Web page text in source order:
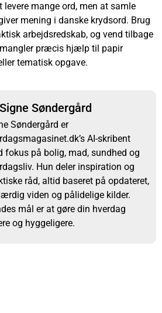
levere mange ord, men at samle
mening i danske krydsord. Brug
arbejdsredskab, og vend tilbage
præcis hjælp til papir
tematisk opgave.
Søndergård
Søndergård er
AI-skribent
fokus på bolig, mad, sundhed og
Hun deler inspiration og
råd, altid baseret på opdateret,
viden og pålidelige kilder.
mål er at gøre din hverdag
og hyggeligere.